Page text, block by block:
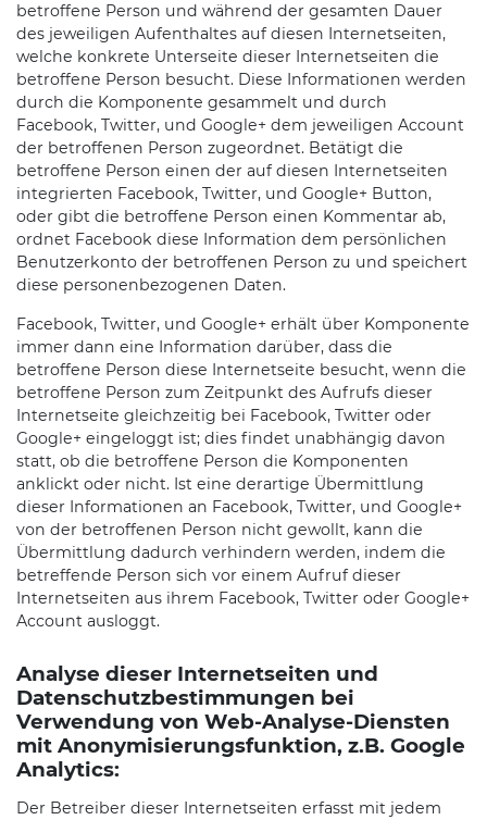
betroffene Person und während der gesamten Dauer
des jeweiligen Aufenthaltes auf diesen Internetseiten,
welche konkrete Unterseite dieser Internetseiten die
betroffene Person besucht. Diese Informationen werden
durch die Komponente gesammelt und durch
Facebook, Twitter, und Google+ dem jeweiligen Account
der betroffenen Person zugeordnet. Betätigt die
betroffene Person einen der auf diesen Internetseiten
integrierten Facebook, Twitter, und Google+ Button,
oder gibt die betroffene Person einen Kommentar ab,
ordnet Facebook diese Information dem persönlichen
Benutzerkonto der betroffenen Person zu und speichert
diese personenbezogenen Daten.
Facebook, Twitter, und Google+ erhält über Komponente
immer dann eine Information darüber, dass die
betroffene Person diese Internetseite besucht, wenn die
betroffene Person zum Zeitpunkt des Aufrufs dieser
Internetseite gleichzeitig bei Facebook, Twitter oder
Google+ eingeloggt ist; dies findet unabhängig davon
statt, ob die betroffene Person die Komponenten
anklickt oder nicht. Ist eine derartige Übermittlung
dieser Informationen an Facebook, Twitter, und Google+
von der betroffenen Person nicht gewollt, kann die
Übermittlung dadurch verhindern werden, indem die
betreffende Person sich vor einem Aufruf dieser
Internetseiten aus ihrem Facebook, Twitter oder Google+
Account ausloggt.
Analyse dieser Internetseiten und
Datenschutzbestimmungen bei
Verwendung von Web-Analyse-Diensten
mit Anonymisierungsfunktion, z.B. Google
Analytics:
Der Betreiber dieser Internetseiten erfasst mit jedem